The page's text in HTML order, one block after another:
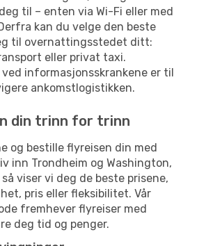
til – enten via Wi-Fi eller med
kan du velge den beste
til overnattingsstedet ditt:
eller privat taxi.
informasjonsskrankene er til
ankomstlogistikken.
din trinn for trinn
og bestille flyreisen din med
inn Trondheim og Washington,
viser vi deg de beste prisene,
pris eller fleksibilitet. Vår
fremhever flyreiser med
deg tid og penger.